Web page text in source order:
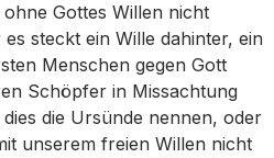
Gottes Willen nicht
steckt ein Wille dahinter, ein
Menschen gegen Gott
Schöpfer in Missachtung
die Ursünde nennen, oder
unserem freien Willen nicht